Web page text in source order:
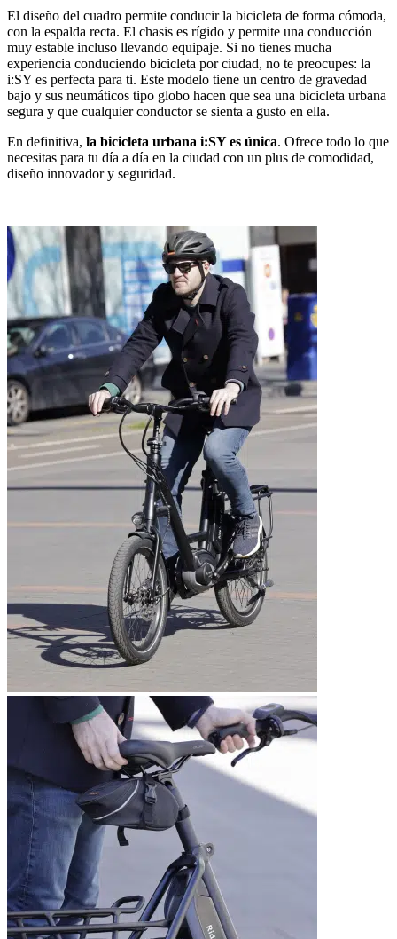
El diseño del cuadro permite conducir la bicicleta de forma cómoda,
con la espalda recta. El chasis es rígido y permite una conducción
muy estable incluso llevando equipaje. Si no tienes mucha
experiencia conduciendo bicicleta por ciudad, no te preocupes: la
i:SY es perfecta para ti. Este modelo tiene un centro de gravedad
bajo y sus neumáticos tipo globo hacen que sea una bicicleta urbana
segura y que cualquier conductor se sienta a gusto en ella.
En definitiva, la bicicleta urbana i:SY es única. Ofrece todo lo que
necesitas para tu día a día en la ciudad con un plus de comodidad,
diseño innovador y seguridad.